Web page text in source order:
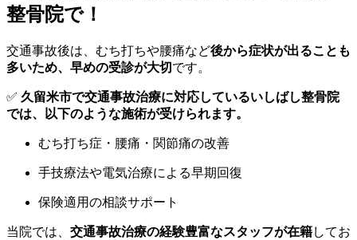
整骨院で！
交通事故後は、むち打ちや腰痛など後から症状が出ることも
多いため、早めの受診が大切です。
✅ 久留米市で交通事故治療に対応しているいしばし整骨院
では、以下のような施術が受けられます。
むち打ち症・腰痛・関節痛の改善
手技療法や電気治療による早期回復
保険適用の相談サポート
当院では、 交通事故治療の経験豊富なスタッフが在籍してお